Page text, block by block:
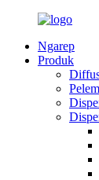
Ngarep
Produk